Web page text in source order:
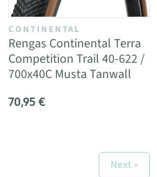
CONTINENTAL
Rengas Continental Terra
Competition Trail 40-622 /
700x40C Musta Tanwall
70,95 €
Next »